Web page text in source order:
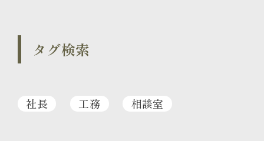
タグ検索
社長 工務 相談室